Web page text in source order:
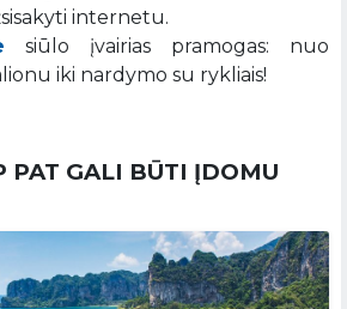
internetu.
siūlo įvairias pramogas: nuo
iki nardymo su rykliais!
PAT GALI BŪTI ĮDOMU